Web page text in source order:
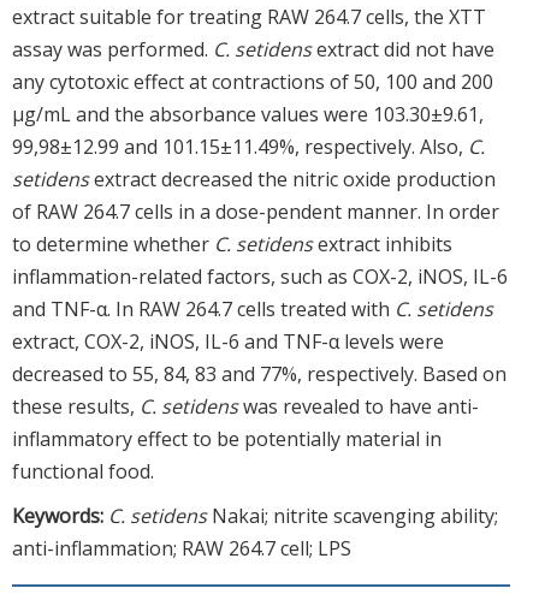
extract suitable for treating RAW 264.7 cells, the XTT
assay was performed. C. setidensextract did not have
any cytotoxic effect at contractions of 50, 100 and 200
μg/mL and the absorbance values were 103.30±9.61,
99,98±12.99 and 101.15±11.49%, respectively. Also, C.
setidensextract decreased the nitric oxide production
of RAW 264.7 cells in a dose-pendent manner. In order
to determine whether C. setidensextract inhibits
inflammation-related factors, such as COX-2, iNOS, IL-6
and TNF-α. In RAW 264.7 cells treated with C. setidens
extract, COX-2, iNOS, IL-6 and TNF-α levels were
decreased to 55, 84, 83 and 77%, respectively. Based on
these results, C. setidenswas revealed to have anti-
inflammatory effect to be potentially material in
functional food.
Keywords: C. setidensNakai; nitrite scavenging ability;
anti-inflammation; RAW 264.7 cell; LPS